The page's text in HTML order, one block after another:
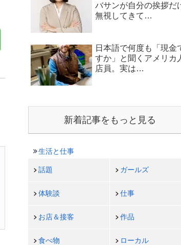
バサンが自分の挨拶だ
無視してきて…
日本語で何度も「現金
すか」と聞くアメリカ
店員。実は…
新着記事をもっと見る
生活と仕事
話題 ガールズ
体験談 仕事
お店＆接客 作品
食べ物 ローカル